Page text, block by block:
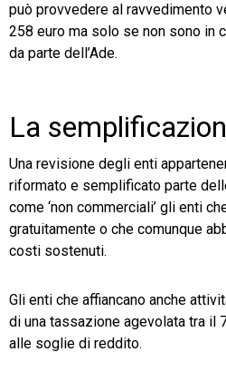
può provvedere al ravvedimento
258 euro ma solo se non sono in
da parte dell’Ade.
La
Una revisione degli enti
riformato e semplificato parte
come ‘non commerciali’ gli enti
gratuitamente o che comunque
costi sostenuti.
Gli enti che affiancano anche
di una tassazione agevolata tra il
alle soglie di reddito.